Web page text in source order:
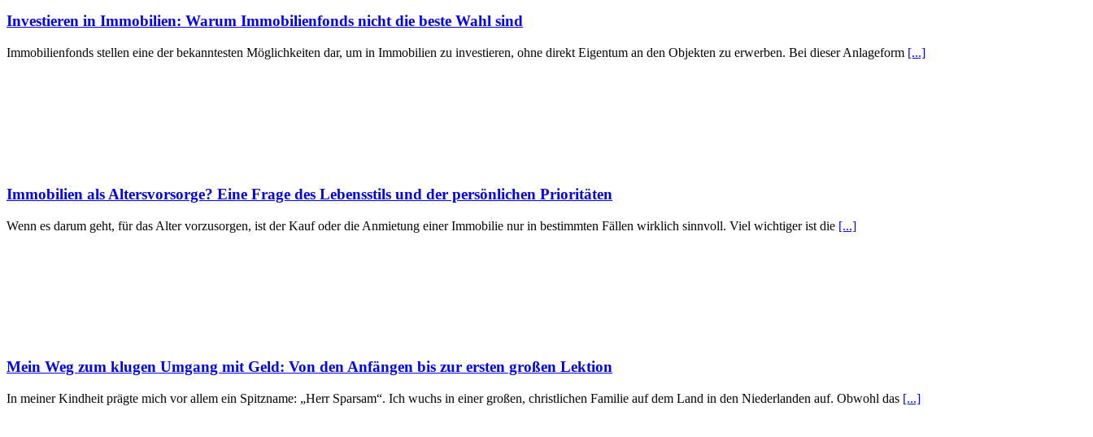
Investieren in Immobilien: Warum Immobilienfonds nicht die beste Wahl sind
Immobilienfonds stellen eine der bekanntesten Möglichkeiten dar, um in Immobilien zu investieren, ohne direkt Eigentum an den Objekten zu erwerben. Bei dieser Anlageform [...]
Immobilien als Altersvorsorge? Eine Frage des Lebensstils und der persönlichen Prioritäten
Wenn es darum geht, für das Alter vorzusorgen, ist der Kauf oder die Anmietung einer Immobilie nur in bestimmten Fällen wirklich sinnvoll. Viel wichtiger ist die [...]
Mein Weg zum klugen Umgang mit Geld: Von den Anfängen bis zur ersten großen Lektion
In meiner Kindheit prägte mich vor allem ein Spitzname: „Herr Sparsam“. Ich wuchs in einer großen, christlichen Familie auf dem Land in den Niederlanden auf. Obwohl das [...]